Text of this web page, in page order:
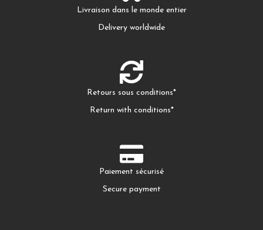
Livraison dans le monde entier
Delivery worldwide
Retours sous conditions*
Return with conditions*
Paiement sécurisé
Secure payment